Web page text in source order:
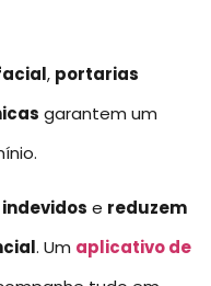
, portarias
garantem um
e reduzem
. Um aplicativo de